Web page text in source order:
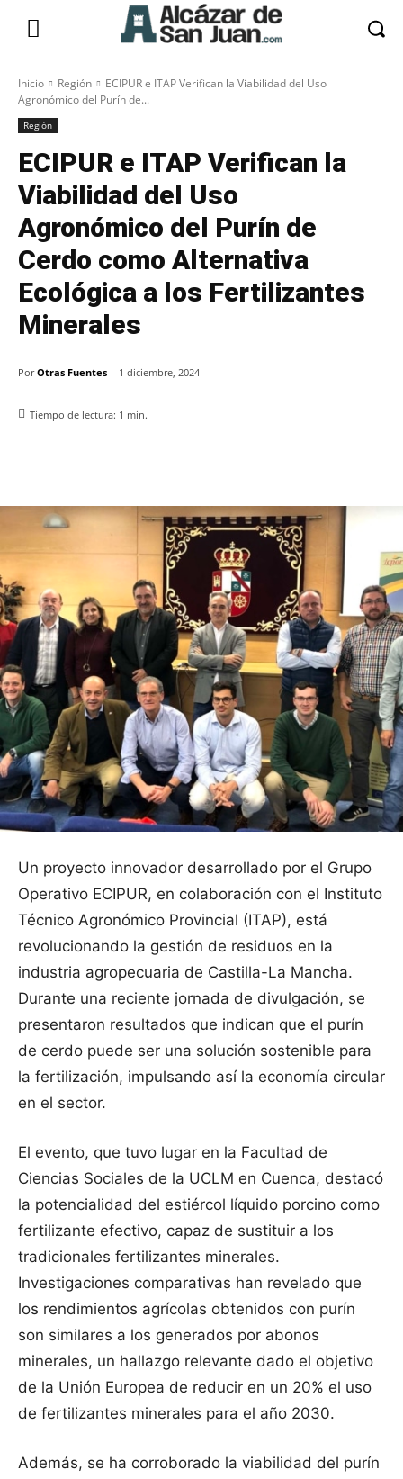
Inicio Región
ECIPUR e ITAP Verifican la Viabilidad del Uso
Agronómico del Purín de...
Región
ECIPUR e ITAP Verifican la
Viabilidad del Uso
Agronómico del Purín de
Cerdo como Alternativa
Ecológica a los Fertilizantes
Minerales
Por Otras Fuentes 1 diciembre, 2024
Tiempo de lectura: 1 min.
Un proyecto innovador desarrollado por el Grupo
Operativo ECIPUR, en colaboración con el Instituto
Técnico Agronómico Provincial (ITAP), está
revolucionando la gestión de residuos en la
industria agropecuaria de Castilla-La Mancha.
Durante una reciente jornada de divulgación, se
presentaron resultados que indican que el purín
de cerdo puede ser una solución sostenible para
la fertilización, impulsando así la economía circular
en el sector.
El evento, que tuvo lugar en la Facultad de
Ciencias Sociales de la UCLM en Cuenca, destacó
la potencialidad del estiércol líquido porcino como
fertilizante efectivo, capaz de sustituir a los
tradicionales fertilizantes minerales.
Investigaciones comparativas han revelado que
los rendimientos agrícolas obtenidos con purín
son similares a los generados por abonos
minerales, un hallazgo relevante dado el objetivo
de la Unión Europea de reducir en un 20% el uso
de fertilizantes minerales para el año 2030.
Además, se ha corroborado la viabilidad del purín